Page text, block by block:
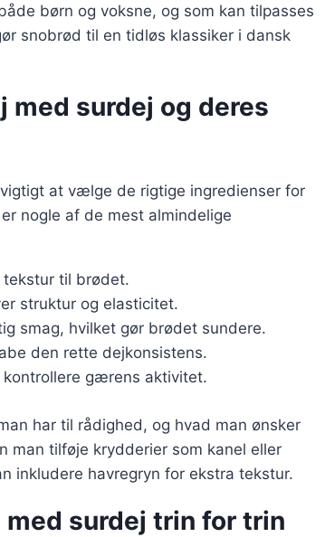
børn og voksne, og som kan tilpasses
snobrød til en tidløs klassiker i dansk
med surdej og deres
at vælge de rigtige ingredienser for
nogle af de mest almindelige
tekstur til brødet.
struktur og elasticitet.
smag, hvilket gør brødet sundere.
den rette dejkonsistens.
gærens aktivitet.
har til rådighed, og hvad man ønsker
man tilføje krydderier som kanel eller
inkludere havregryn for ekstra tekstur.
med surdej trin for trin